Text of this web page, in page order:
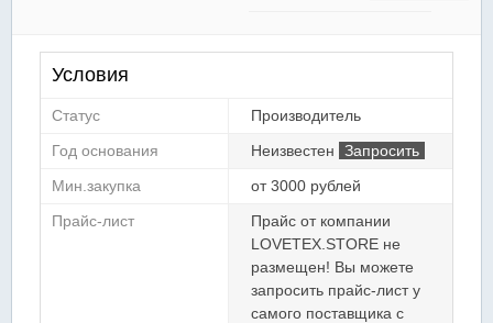
Условия
Статус
Производитель
Год основания
Неизвестен
Запросить
Мин.закупка
от 3000 рублей
Прайс-лист
Прайс от компании
LOVETEX.STORE не
размещен! Вы можете
запросить прайс-лист у
самого поставщика с